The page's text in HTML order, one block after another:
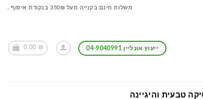
משלוח חינם בקנייה מעל 350₪ בנקודת איסוף .
ייעוץ אונליין 04-9040991 0.00 ₪
טבעית והיגיינה